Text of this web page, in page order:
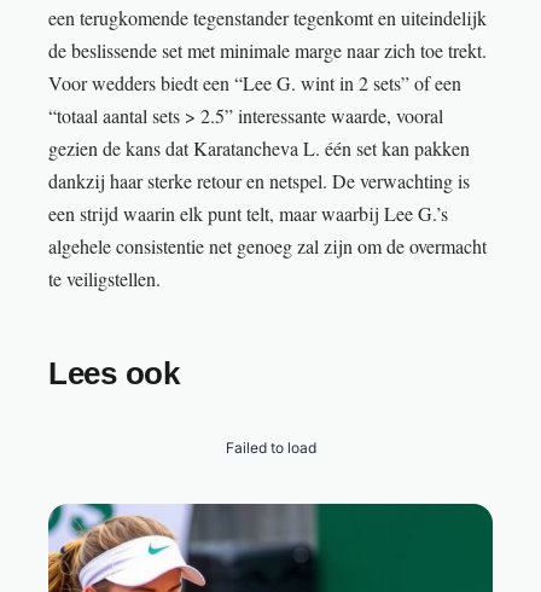
een terugkomende tegenstander tegenkomt en uiteindelijk
de beslissende set met minimale marge naar zich toe trekt.
Voor wedders biedt een “Lee G. wint in 2 sets” of een
“totaal aantal sets > 2.5” interessante waarde, vooral
gezien de kans dat Karatancheva L. één set kan pakken
dankzij haar sterke retour en netspel. De verwachting is
een strijd waarin elk punt telt, maar waarbij Lee G.’s
algehele consistentie net genoeg zal zijn om de overmacht
te veiligstellen.
Lees ook
Failed to load